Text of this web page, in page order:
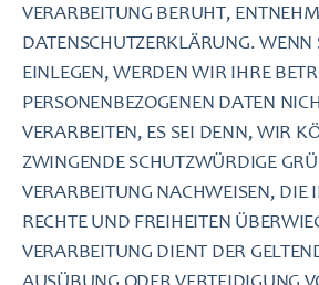
VERARBEITUNG BERUHT,
DATENSCHUTZERKLÄRUNG. WENN
EINLEGEN, WERDEN WIR IHRE
PERSONENBEZOGENEN DATEN
VERARBEITEN, ES SEI DENN, WIR
ZWINGENDE SCHUTZWÜRDIGE
VERARBEITUNG NACHWEISEN, DIE
RECHTE UND FREIHEITEN
VERARBEITUNG DIENT DER